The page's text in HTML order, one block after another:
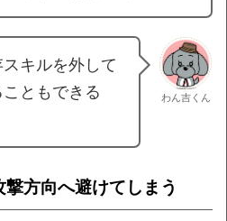
キルを外して
ともできる
わん吉くん
方向へ避けてしまう